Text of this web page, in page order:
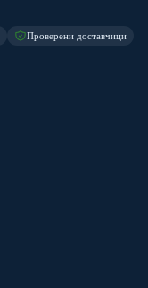
Проверени доставчици